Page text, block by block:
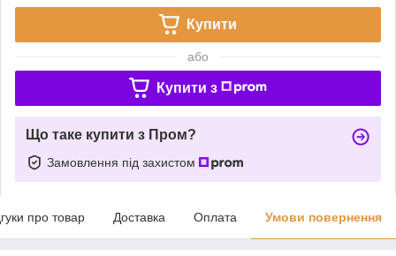
Купити
або
Купити з
Що таке купити з Пром?
Замовлення під захистом
про товар Доставка Оплата Умови повернення